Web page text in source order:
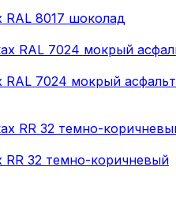
RAL 8017 шоколад
RAL 7024 мокрый асфальт
RR 32 темно-коричневый